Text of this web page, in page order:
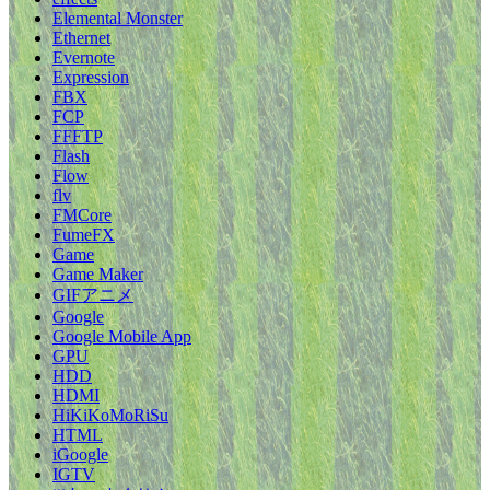
Elemental Monster
Ethernet
Evernote
Expression
FBX
FCP
FFFTP
Flash
Flow
flv
FMCore
FumeFX
Game
Game Maker
GIFアニメ
Google
Google Mobile App
GPU
HDD
HDMI
HiKiKoMoRiSu
HTML
iGoogle
IGTV